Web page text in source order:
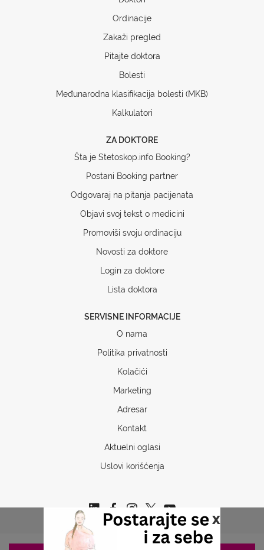
x
Ordinacije
Zakaži pregled
Pitajte doktora
Bolesti
Međunarodna klasifikacija bolesti (MKB)
Kalkulatori
ZA DOKTORE
Šta je Stetoskop.info Booking?
Postani Booking partner
Odgovaraj na pitanja pacijenata
Objavi svoj tekst o medicini
Promoviši svoju ordinaciju
Novosti za doktore
Login za doktore
Lista doktora
SERVISNE INFORMACIJE
O nama
Politika privatnosti
Kolačići
Marketing
Adresar
Kontakt
Aktuelni oglasi
Uslovi korišćenja